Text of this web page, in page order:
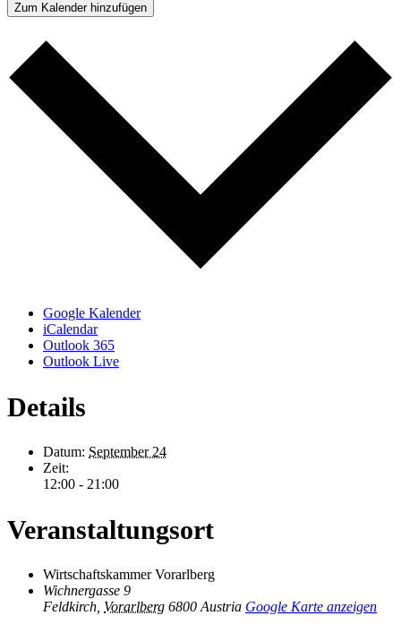
Zum Kalender hinzufügen
Google Kalender
iCalendar
Outlook 365
Outlook Live
Details
Datum: September 24
Zeit:
12:00 - 21:00
Veranstaltungsort
Wirtschaftskammer Vorarlberg
Wichnergasse 9
Feldkirch Vorarlberg 6800 Austria Google Karte anzeigen